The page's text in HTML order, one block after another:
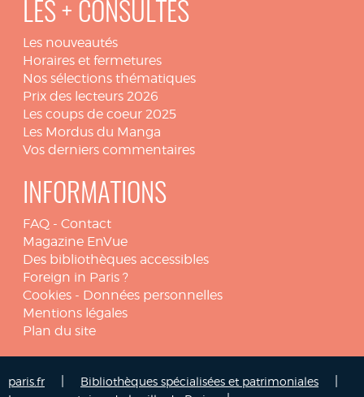
LES + CONSULTÉS
Les nouveautés
Horaires et fermetures
Nos sélections thématiques
Prix des lecteurs 2026
Les coups de coeur 2025
Les Mordus du Manga
Vos derniers commentaires
INFORMATIONS
FAQ - Contact
Magazine EnVue
Des bibliothèques accessibles
Foreign in Paris ?
Cookies - Données personnelles
Mentions légales
Plan du site
paris.fr Bibliothèques spécialisées et patrimoniales